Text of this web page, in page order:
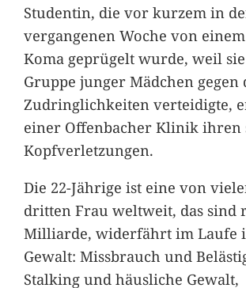
Studentin, die vor kurzem in
vergangenen Woche von
Koma geprügelt wurde, weil
Gruppe junger Mädchen gegen
Zudringlichkeiten verteidigte,
einer Offenbacher Klinik ihren
Kopfverletzungen.
Die 22-Jährige ist eine von
dritten Frau weltweit, das sind
Milliarde, widerfährt im Laufe
Gewalt: Missbrauch und
Stalking und häusliche Gewalt,